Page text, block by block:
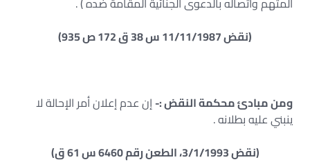
(نقض 11/11/1987 س 38 ق 172 ص 935)
ومن مبادئ محكمة النقض :-إن عدم إعلان أمر الإحالة لا
ينبني عليه بطلانه .
(نقض 3/1/1993، الطعن رقم 6460 س 61 ق)